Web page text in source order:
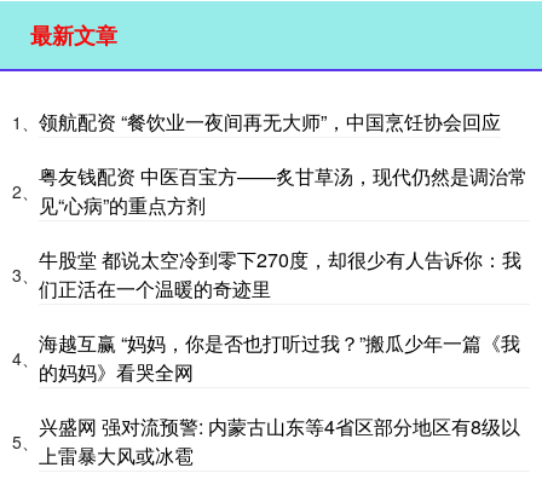
最新文章
1、 领航配资 “餐饮业一夜间再无大师”，中国烹饪协会回应
2、
粤友钱配资 中医百宝方——炙甘草汤，现代仍然是调治常
见“心病”的重点方剂
3、
牛股堂 都说太空冷到零下270度，却很少有人告诉你：我
们正活在一个温暖的奇迹里
4、
海越互赢 “妈妈，你是否也打听过我？”搬瓜少年一篇《我
的妈妈》看哭全网
5、
兴盛网 强对流预警: 内蒙古山东等4省区部分地区有8级以
上雷暴大风或冰雹